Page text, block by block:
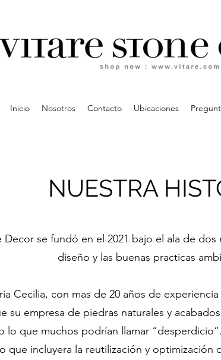
Inicio Nosotros Contacto Ubicaciones
NUESTRA
Decor se fundó en el 2021 bajo el ala de
diseño y las buenas practicas
Cecilia, con mas de 20 años de
su empresa de piedras naturales y
lo que muchos podrían llamar
que incluyera la reutilización y optimización